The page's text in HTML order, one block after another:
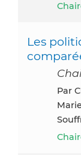
Les
par Clémence Frémont, Aurore Coville,